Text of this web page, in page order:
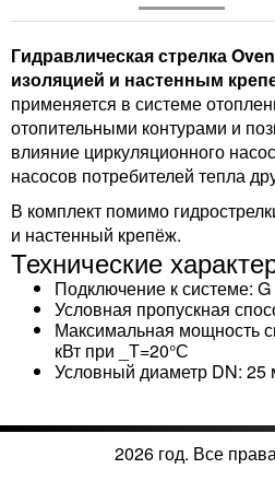
Гидравлическая стрелка
изоляцией и настенным
применяется в системе
отопительными контурами и
влияние циркуляционного
насосов потребителей тепла
В комплект помимо
и настенный крепёж.
Технические
Подключение к системе:
Условная пропускная
Максимальная мощность
кВт при _Т=20°С
Условный диаметр DN: 25
2026 год. Все